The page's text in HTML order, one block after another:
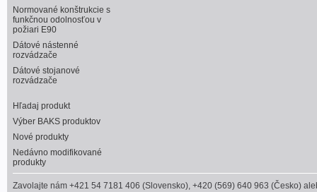
Normované konštrukcie s
funkčnou odolnosťou v
požiari E90
Dátové nástenné
rozvádzače
Dátové stojanové
rozvádzače
Hľadaj produkt
Výber BAKS produktov
Nové produkty
Nedávno modifikované
produkty
Zavolajte nám +421 54 7181 406 (Slovensko), +420 (569) 640 963 (Česko)